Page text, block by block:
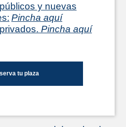
y nuevas
Pincha aquí
Pincha aquí
tu plaza